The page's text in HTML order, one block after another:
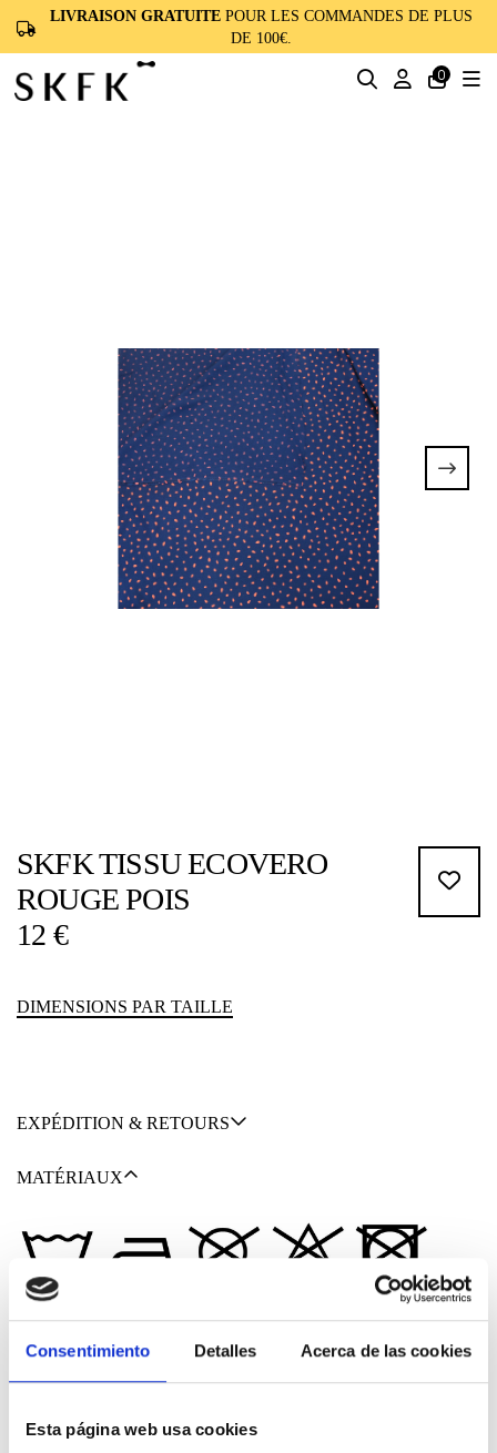
Consentimiento Detalles Acerca de las cookies
Esta página web usa cookies
LIVRAISON GRATUITE POUR LES COMMANDES DE PLUS
DE 100€.
0
SKFK TISSU ECOVERO
ROUGE POIS
12 €
DIMENSIONS PAR TAILLE
EXPÉDITION & RETOURS
MATÉRIAUX